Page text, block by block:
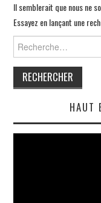
GALERIE
BLOG
BIOGRAPHIE
BOUTIQUE
Il semblerait que nous ne
Essayez en lançant une
Rechercher :
HAUT